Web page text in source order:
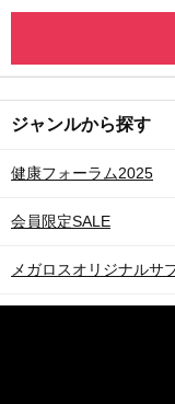
ジャンルから探す
健康フォーラム2025
会員限定SALE
メガロスオリジナルサ